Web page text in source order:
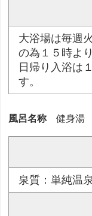
大浴場は毎週
の為１５時よ
日帰り入浴は
す。
風呂名称 健身湯
泉質：単純温泉